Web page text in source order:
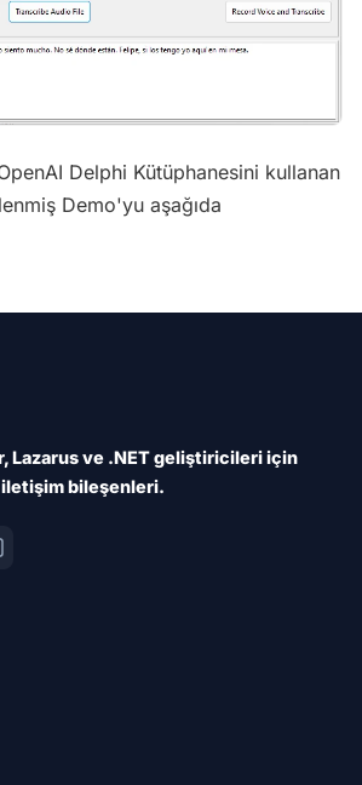
Delphi Kütüphanesini kullanan
Demo'yu aşağıda
Lazarus ve .NET geliştiricileri için
bileşenleri.